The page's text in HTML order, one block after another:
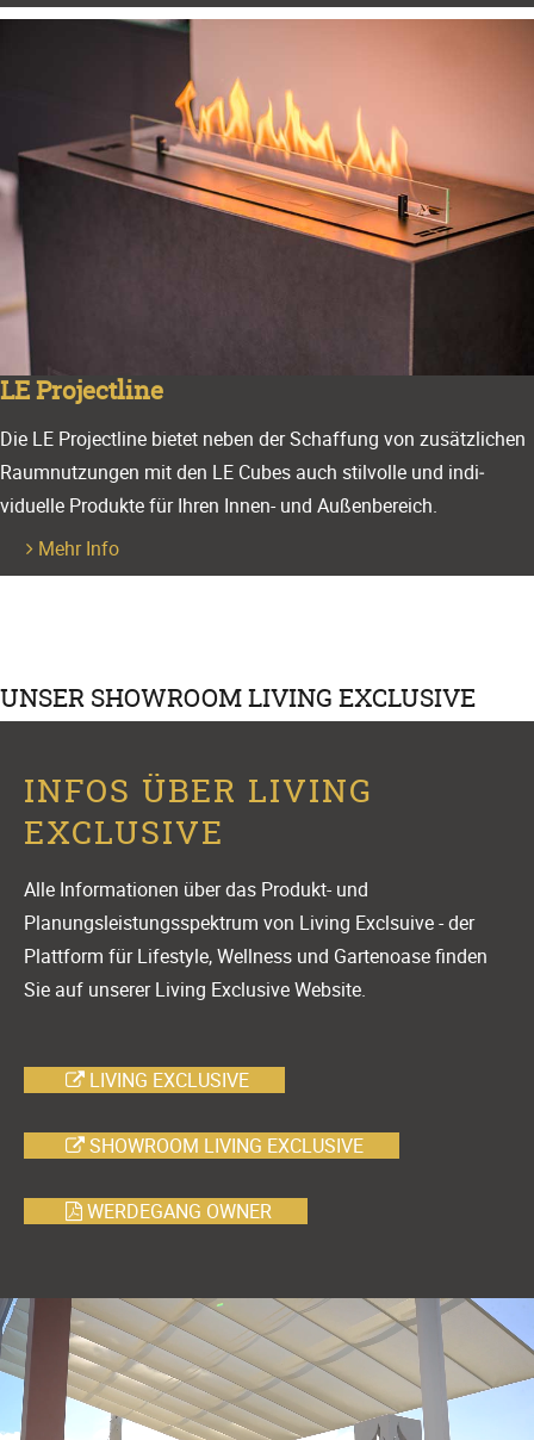
LE Projectline
Die LE Projectline bietet neben der Schaffung von zusätzlichen
Raum­nutzungen mit den LE Cubes auch stilvolle und indi­
viduelle Produkte für Ihren Innen- und Außen­bereich.
Mehr Info
UNSER SHOWROOM LIVING EXCLUSIVE
INFOS ÜBER LIVING
EXCLUSIVE
Alle Informationen über das Produkt- und
Planungsleistungsspektrum von Living Exclsuive - der
Plattform für Lifestyle, Wellness und Gartenoase finden
Sie auf unserer Living Exclusive Website.
LIVING EXCLUSIVE
SHOWROOM LIVING EXCLUSIVE
WERDEGANG OWNER